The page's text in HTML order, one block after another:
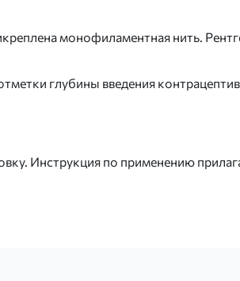
монофиламентная нить.
глубины введения
Инструкция по применению